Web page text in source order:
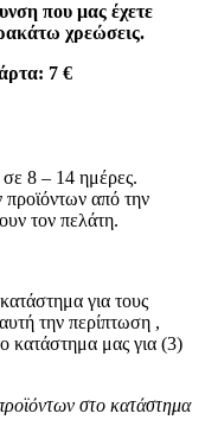
που μας έχετε
χρεώσεις.
7 €​
8 – 14 ημέρες.
από την
τον πελάτη.
για τους
την περίπτωση ,
κατάστημα μας για (3)
στο κατάστημα